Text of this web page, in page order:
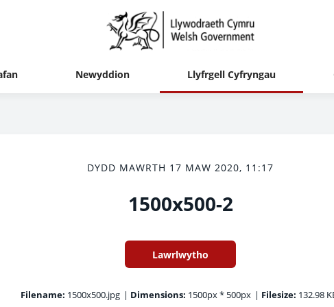
Newyddion Llyfrgell Cyfryngau
DYDD MAWRTH 17 MAW 2020, 11:17
1500x500-2
Lawrlwytho
Filename: 1500x500.jpg | Dimensions: 1500px * 500px | Filesize: 132.98